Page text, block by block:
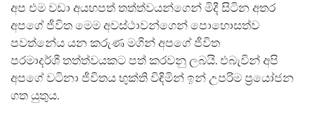
අප එම වඩා අයහපත් තත්ත්වයන්ගෙන් මිදී සිටින අතර
අපගේ ජීවිත මෙම අවස්ථාවන්ගෙන් පොහොසත්ව
පවත්නේය යන කරුණ මගින් අපගේ ජීවිත
පරමාදර්ශී තත්ත්වයකට පත් කරවනු ලබයි. එබැවින් අපි
අප‍ගේ වටිනා ජීවිතය භුක්ති විඳිමින් ඉන් උපරිම ප්‍රයෝජන
ගත යුතුය.